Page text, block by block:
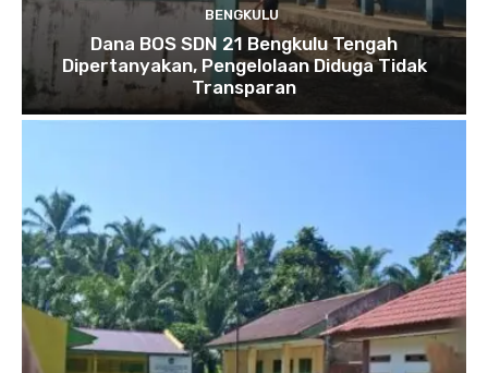
BENGKULU
Dana BOS SDN 21 Bengkulu Tengah
Dipertanyakan, Pengelolaan Diduga Tidak
Transparan